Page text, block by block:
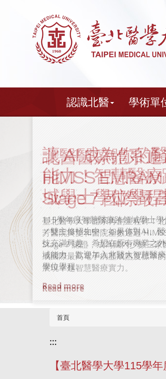
認識北醫 學術單
北醫醫療體系通
HIMSS EMRAM
Stage 7 國際最
認證
臺北醫學大學體系再創里程碑！
芳醫院與雙和醫院全數通過
Stage 7 認證，成為國內少數三家
成國際最高電子病歷成熟度標準
展現卓越智慧醫療實力。
Read more
首頁
:::
【臺北醫學大學115學